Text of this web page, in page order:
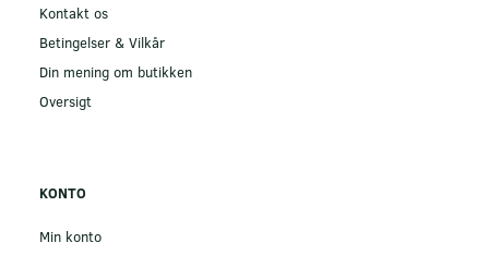
Kontakt os
Betingelser & Vilkår
Din mening om butikken
Oversigt
KONTO
Min konto